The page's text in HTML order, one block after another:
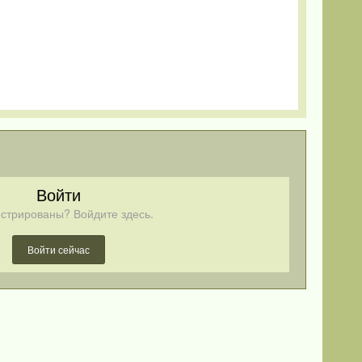
Войти
Войдите здесь.
Войти сейчас